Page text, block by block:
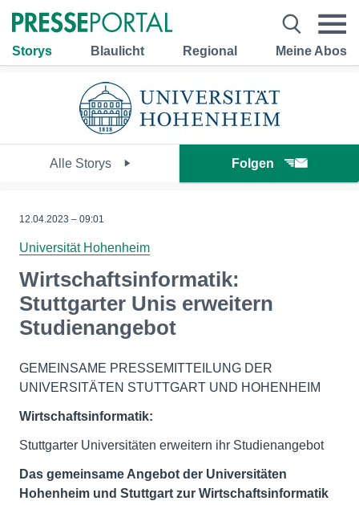
Storys Blaulicht Regional Meine Abos
Alle Storys Folgen
12.04.2023 – 09:01
Universität Hohenheim
Wirtschaftsinformatik:
Stuttgarter Unis erweitern
Studienangebot
GEMEINSAME PRESSEMITTEILUNG DER
UNIVERSITÄTEN STUTTGART UND HOHENHEIM
Wirtschaftsinformatik:
Stuttgarter Universitäten erweitern ihr Studienangebot
Das gemeinsame Angebot der Universitäten
Hohenheim und Stuttgart zur Wirtschaftsinformatik